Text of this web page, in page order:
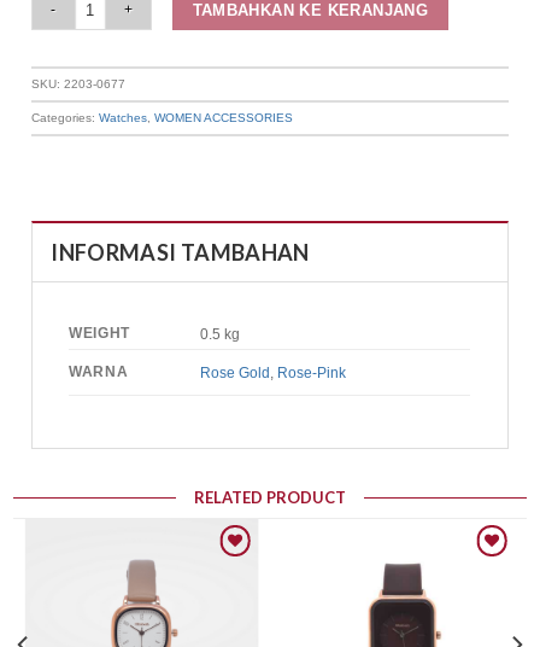
TAMBAHKAN KE KERANJANG
SKU:2203-0677
Categories:Watches ,WOMEN ACCESSORIES
INFORMASI TAMBAHAN
WEIGHT 0.5 kg
WARNA Rose Gold Rose-Pink
RELATED PRODUCT
Add to wishlist Add to wishlist